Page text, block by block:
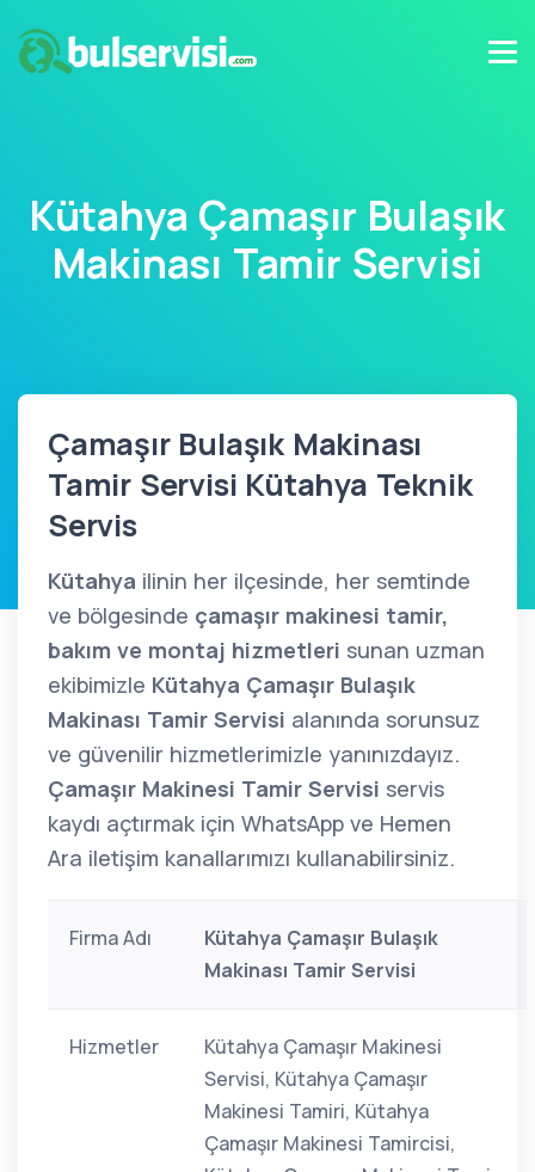
Kütahya Çamaşır Bulaşık
Makinası Tamir Servisi
Çamaşır Bulaşık Makinası
Tamir Servisi Kütahya Teknik
Servis
Kütahya ilinin her ilçesinde, her semtinde
ve bölgesinde çamaşır makinesi tamir,
bakım ve montaj hizmetleri sunan uzman
ekibimizle Kütahya Çamaşır Bulaşık
Makinası Tamir Servisi alanında sorunsuz
ve güvenilir hizmetlerimizle yanınızdayız.
Çamaşır Makinesi Tamir Servisi servis
kaydı açtırmak için WhatsApp ve Hemen
Ara iletişim kanallarımızı kullanabilirsiniz.
Firma Adı
Kütahya Çamaşır Bulaşık
Makinası Tamir Servisi
Hizmetler
Kütahya Çamaşır Makinesi
Servisi, Kütahya Çamaşır
Makinesi Tamiri, Kütahya
Çamaşır Makinesi Tamircisi,